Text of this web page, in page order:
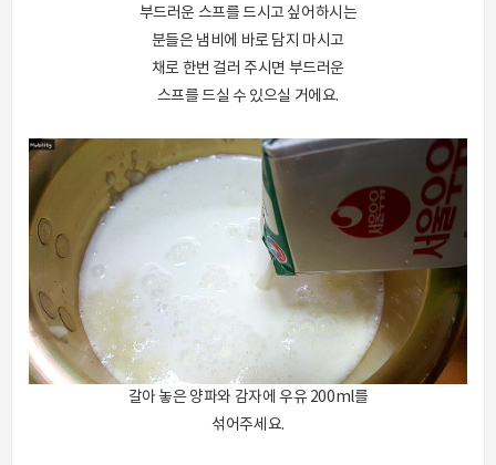
부드러운 스프를 드시고 싶어하시는
분들은 냄비에 바로 담지 마시고
채로 한번 걸러 주시면 부드러운
스프를 드실 수 있으실 거에요.
갈아 놓은 양파와 감자에 우유 200ml를
섞어주세요.